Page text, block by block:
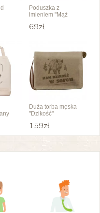
Poduszka z
imieniem "Mąż
69zł
Duża torba męska
"Dzikość"
159zł